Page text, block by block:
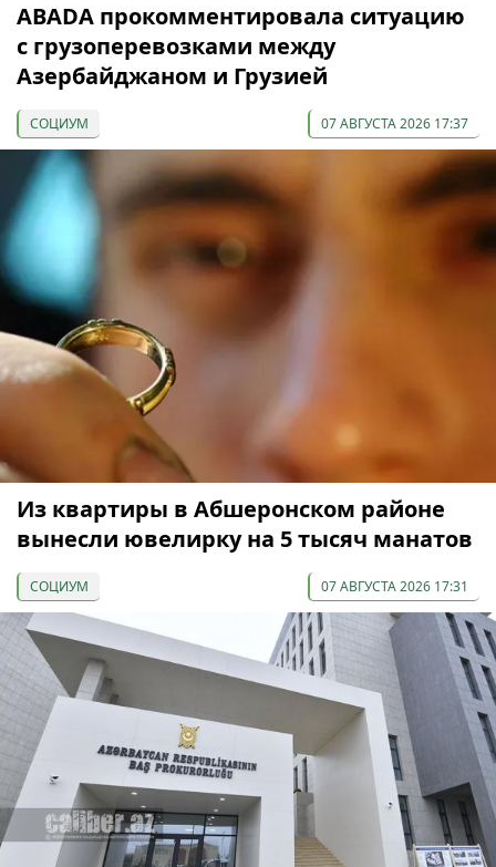
ABADA прокомментировала ситуацию
с грузоперевозками между
Азербайджаном и Грузией
СОЦИУМ 07 АВГУСТА 2026 17:37
Из квартиры в Абшеронском районе
вынесли ювелирку на 5 тысяч манатов
СОЦИУМ 07 АВГУСТА 2026 17:31